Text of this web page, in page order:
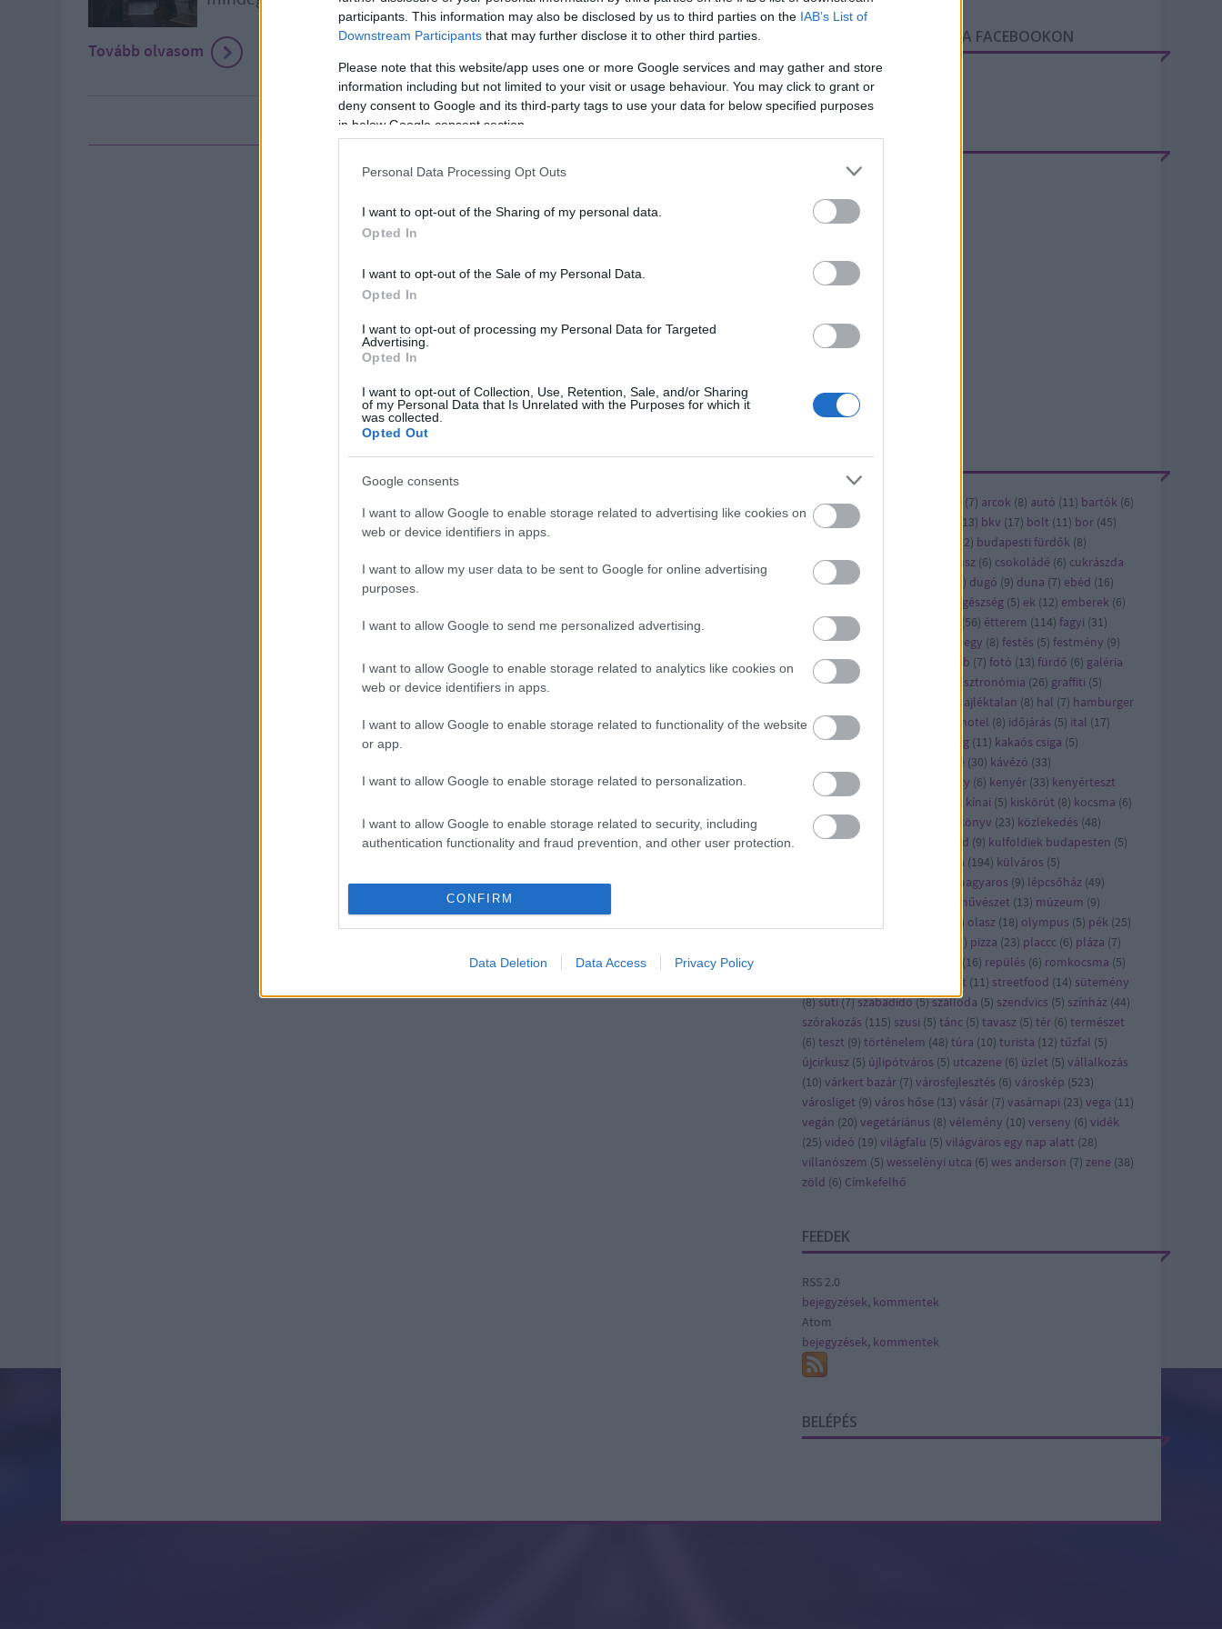
participants. This information may also be disclosed by us to third parties on the IAB’s List of
Downstream Participants that may further disclose it to other third parties.
Please note that this website/app uses one or more Google services and may gather and store
information including but not limited to your visit or usage behaviour. You may click to grant or
deny consent to Google and its third-party tags to use your data for below specified purposes
in below Google consent section.
Personal Data Processing Opt Outs
I want to opt-out of the Sharing of my personal data.
Opted In
I want to opt-out of the Sale of my Personal Data.
Opted In
I want to opt-out of processing my Personal Data for Targeted
Advertising.
Opted In
I want to opt-out of Collection, Use, Retention, Sale, and/or Sharing
of my Personal Data that Is Unrelated with the Purposes for which it
was collected.
Opted Out
Google consents
I want to allow Google to enable storage related to advertising like cookies on
web or device identifiers in apps.
I want to allow my user data to be sent to Google for online advertising
purposes.
I want to allow Google to send me personalized advertising.
I want to allow Google to enable storage related to analytics like cookies on
web or device identifiers in apps.
I want to allow Google to enable storage related to functionality of the website
or app.
I want to allow Google to enable storage related to personalization.
I want to allow Google to enable storage related to security, including
authentication functionality and fraud prevention, and other user protection.
CONFIRM
Data Deletion Data Access Privacy Policy
Tovább olvasom
EGY NAP A VÁROSBAN A FACEBOOKON
ARCHÍVUM
2020 június
2020 május
2020 április
2020 február
2020 január
2019 november
2019 október
Tovább
CÍMKÉK
ajándék(6 (7) arcok (8) autó (11) bartók (6)
bevásárlás
13) bkv (17) bolt (11) bor (45)
122) budapesti fürdők (8)
budapest titkai
cirkusz (6) csokoládé (6) cukrászda
16)díszburkolat ) dugó (9) duna (7) ebéd (16)
egészség (5) ek (12) emberek (6)
építészet(21 (56) étterem (114) fagyi (31)
fejlesztés( ferihegy (8) festés (5) festmény (9)
fesztivál(10 flashmob (7) fotó (13) fürdő (6) galéria
)gaszto( gasztronómia (26) graffiti (5)
hajléktalan (8) hal (7) hamburger
(47)hirdetés hotel (8) időjárás (5) ital (17)
japán(7)játék jótékonyság (11) kakaós csiga (5)
kávé (30) kávézó (33)
kávézópluszvalami
kazinczy (6) kenyér (33) kenyérteszt
)kézműves kínai (5) kiskörút (8) kocsma (6)
koncert
21 könyv (23) közlekedés (48)
közösség( külföld (9) kulfoldiek budapesten (5)
kultúra (194) külváros (5)
legjobb magyaros (9) lépcsőház (49)
művészet (13) múzeum (9)
) olasz (18) olympus (5) pék (25)
) pizza (23) placcc (6) pláza (7)
(16) repülés (6) romkocsma (5)
sport (11) streetfood (14) sütemény
(8)süti(7)szabadidő(5)szálloda (5) szendvics (5) színház (44)
szórakozás (115) szusi (5) tánc (5) tavasz (5) tér (6) természet
(6) teszt (9) történelem (48) túra (10) turista (12) tűzfal (5)
újcirkusz (5) újlipótváros (5) utcazene (6) üzlet (5) vállalkozás
(10) várkert bazár (7) városfejlesztés (6) városkép (523)
városliget (9) város hőse (13) vásár (7) vasárnapi (23) vega (11)
vegán (20) vegetáriánus (8) vélemény (10) verseny (6) vidék
(25) videó (19) világfalu (5) világváros egy nap alatt (28)
villanószem (5) wesselényi utca (6) wes anderson (7) zene (38)
zöld (6) Címkefelhő
FEEDEK
RSS 2.0
bejegyzések, kommentek
Atom
bejegyzések, kommentek
BELÉPÉS